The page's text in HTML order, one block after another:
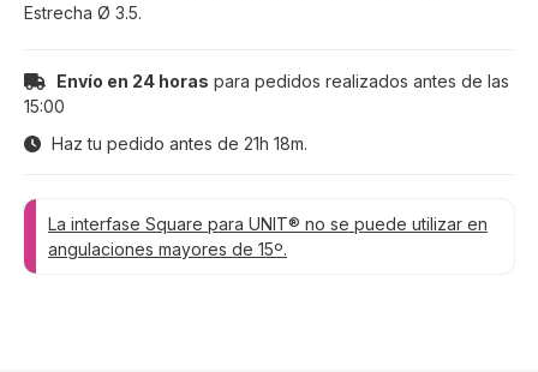
Estrecha Ø 3.5.
Envío en 24 horas para pedidos realizados antes de las
15:00
Haz tu pedido antes de 21h 18m.
La interfase Square para UNIT® no se puede utilizar en
angulaciones mayores de 15º.